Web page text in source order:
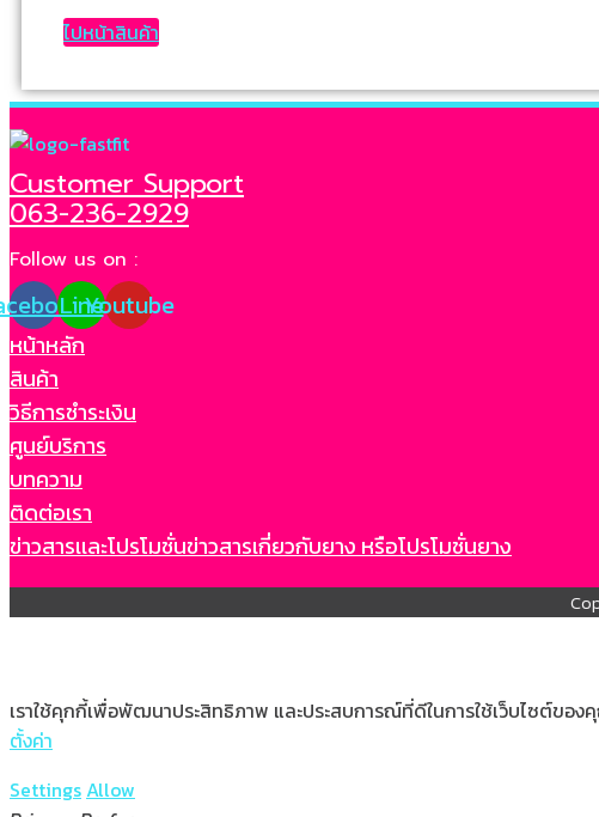
ไปหน้าสินค้า
Customer Support
063-236-2929
Follow us on :
LineYoutube
หน้าหลัก
สินค้า
วิธีการชำระเงิน
ศูนย์บริการ
บทความ
ติดต่อเรา
ข่าวสารเเละโปรโมชั่นข่าวสารเกี่ยวกับยาง หรือโปรโมชั่นยาง
เราใช้คุกกี้เพื่อพัฒนาประสิทธิภาพ และประสบการณ์ที่ดีในการใช้เว็บไซต์ขอ
ตั้งค่า
SettingsAllow